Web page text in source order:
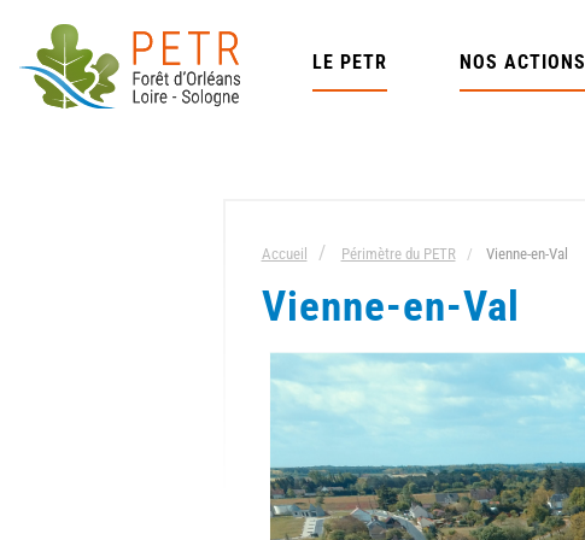
contenu
principal
LE PETR NOS ACTIONS
Accueil Périmètre du PETR Vienne-en-Val
Vienne-en-Val